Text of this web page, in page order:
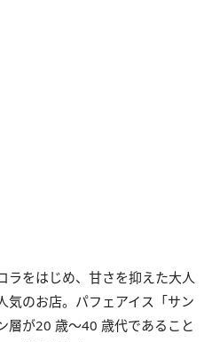
ラをはじめ、甘さを抑えた大人
気のお店。パフェアイス「サン
層が20 歳～40 歳代であること